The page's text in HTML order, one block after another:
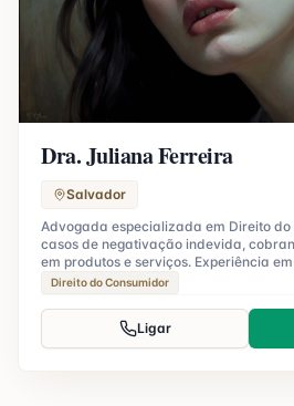
Dra. Juliana Ferreira
Salvador
Advogada especializada em Direito do
casos de negativação indevida,
em produtos e serviços. Experiência
operadoras.
Direito do Consumidor
Ligar